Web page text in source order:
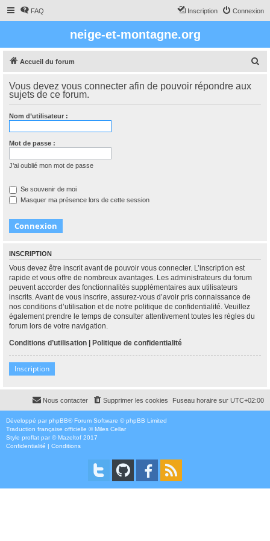
FAQ Connexion
Inscription
neige-et-montagne.org
Accueil du forum
h
Vous devez vous connecter afin de pouvoir répondre aux
sujets de ce forum.
Nom d’utilisateur :
Mot de passe :
J’ai oublié mon mot de passe
Se souvenir de moi
Masquer ma présence lors de cette session
INSCRIPTION
Vous devez être inscrit avant de pouvoir vous connecter. L’inscription est
rapide et vous offre de nombreux avantages. Les administrateurs du forum
peuvent accorder des fonctionnalités supplémentaires aux utilisateurs
inscrits. Avant de vous inscrire, assurez-vous d’avoir pris connaissance de
nos conditions d’utilisation et de notre politique de confidentialité. Veuillez
également prendre le temps de consulter attentivement toutes les règles du
forum lors de votre navigation.
Conditions d’utilisation | Politique de confidentialité
Inscription
Fuseau horaire sur UTC+02:00
Supprimer les cookies
Nous contacter
Développé par phpBB® Forum Software © phpBB Limited
Traduction française officielle ©Miles Cellar
Style proflat par ©Mazeltof 2017
Confidentialité | Conditions